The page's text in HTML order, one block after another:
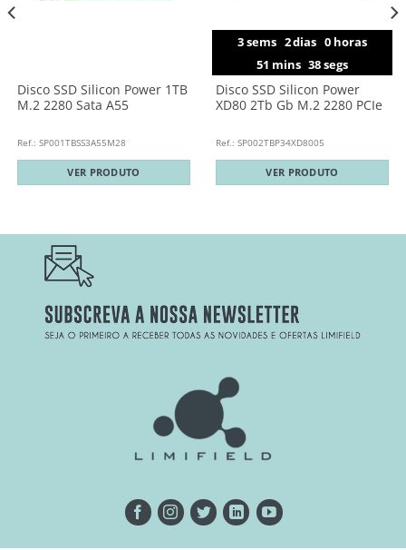
Disco SSD Silicon Power 1TB
M.2 2280 Sata A55
Ref.: SP001TBSS3A55M28
VER PRODUTO
3sems 2dias 0 horas
51 mins 37segs
Disco SSD Silicon Power
XD80 2Tb Gb M.2 2280 PCIe
Ref.: SP002TBP34XD8005
VER PRODUTO